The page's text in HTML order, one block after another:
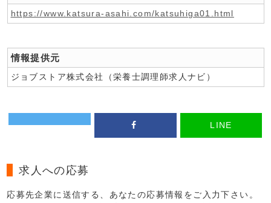
https://www.katsura-asahi.com/katsuhiga01.html
情報提供元
ジョブストア株式会社（栄養士調理師求人ナビ）
LINE
求人への応募
応募先企業に送信する、あなたの応募情報をご入力下さい。